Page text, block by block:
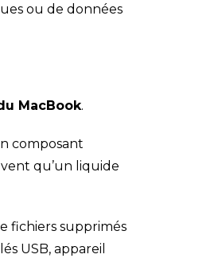
ou de données
MacBook.
composant
qu’un liquide
fichiers supprimés
USB, appareil